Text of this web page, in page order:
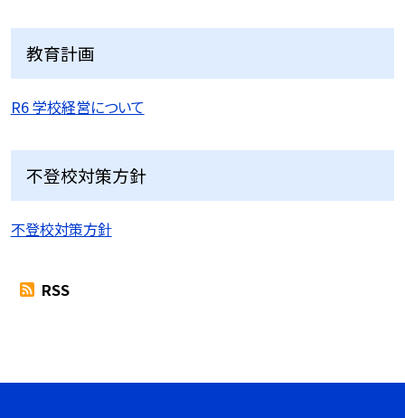
教育計画
R6 学校経営について
不登校対策方針
不登校対策方針
RSS